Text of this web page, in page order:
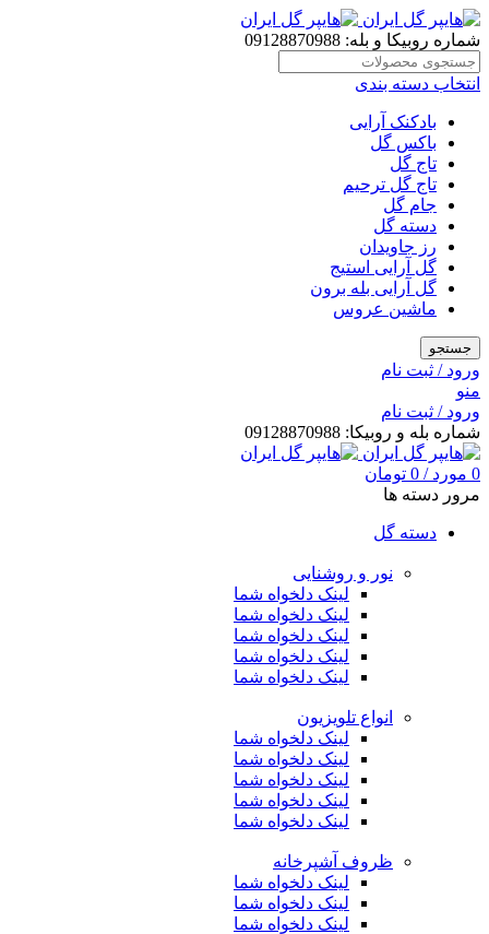
شماره روبیکا و بله: 09128870988
انتخاب دسته بندی
بادکنک آرایی
باکس گل
تاج گل
تاج گل ترحیم
جام گل
دسته گل
رز جاویدان
گل آرایی استیج
گل آرایی بله برون
ماشین عروس
جستجو
ورود / ثبت نام
منو
ورود / ثبت نام
شماره بله و روبیکا: 09128870988
0 مورد /
0 تومان
مرور دسته ها
دسته گل
نور و روشنایی
لینک دلخواه شما
لینک دلخواه شما
لینک دلخواه شما
لینک دلخواه شما
لینک دلخواه شما
انواع تلویزیون
لینک دلخواه شما
لینک دلخواه شما
لینک دلخواه شما
لینک دلخواه شما
لینک دلخواه شما
ظروف آشپرخانه
لینک دلخواه شما
لینک دلخواه شما
لینک دلخواه شما